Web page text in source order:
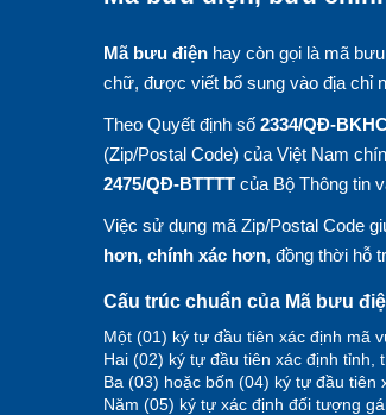
Mã bưu điện hay còn gọi là mã
chữ, được viết bổ sung vào địa chỉ
Theo Quyết định số 2334/QĐ-
(Zip/Postal Code) của Việt Nam
2475/QĐ-BTTTT của Bộ Thông tin
Việc sử dụng mã Zip/Postal Code
hơn, chính xác hơn, đồng thời hỗ
Cấu trúc chuẩn của Mã bưu
Một (01) ký tự đầu tiên xác định mã
Hai (02) ký tự đầu tiên xác định tỉnh,
Ba (03) hoặc bốn (04) ký tự đầu tiên
Năm (05) ký tự xác định đối tượng